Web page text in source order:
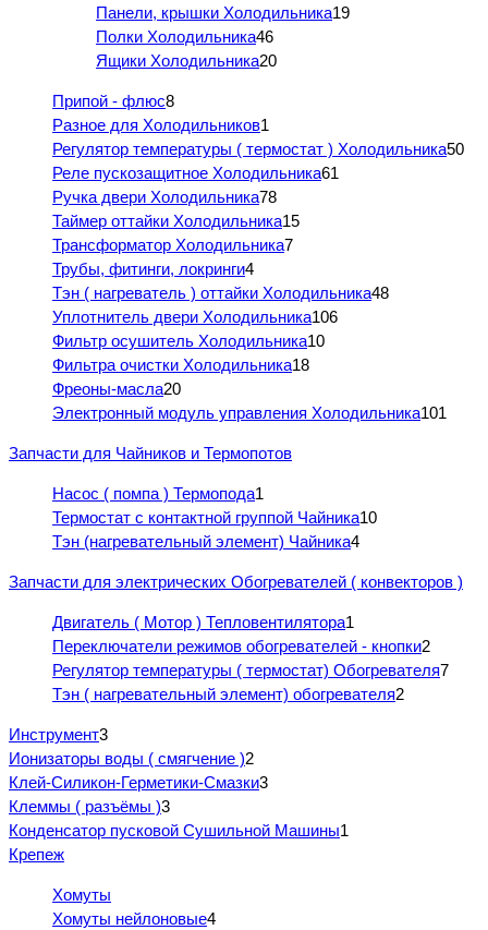
Панели, крышки Холодильника19
Полки Холодильника46
Ящики Холодильника20
Припой - флюс8
Разное для Холодильников1
Регулятор температуры ( термостат ) Холодильника50
Реле пускозащитное Холодильника61
Ручка двери Холодильника78
Таймер оттайки Холодильника15
Трансформатор Холодильника7
Трубы, фитинги, локринги4
Тэн ( нагреватель ) оттайки Холодильника48
Уплотнитель двери Холодильника106
Фильтр осушитель Холодильника10
Фильтра очистки Холодильника18
Фреоны-масла20
Электронный модуль управления Холодильника101
Запчасти для Чайников и Термопотов
Насос ( помпа ) Термопода1
Термостат с контактной группой Чайника10
Тэн (нагревательный элемент) Чайника4
Запчасти для электрических Обогревателей ( конвекторов )
Двигатель ( Мотор ) Тепловентилятора1
Переключатели режимов обогревателей - кнопки2
Регулятор температуры ( термостат) Обогревателя7
Тэн ( нагревательный элемент) обогревателя2
Инструмент3
Ионизаторы воды ( смягчение )2
Клей-Силикон-Герметики-Смазки3
Клеммы ( разъёмы )3
Конденсатор пусковой Сушильной Машины1
Крепеж
Хомуты
Хомуты нейлоновые4